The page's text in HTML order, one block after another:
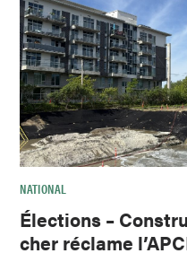
NATIONAL
Élections –
cher réclame